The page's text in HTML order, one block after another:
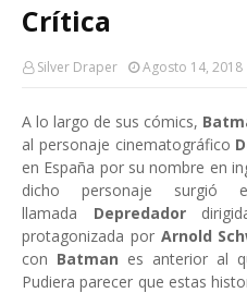
Crítica
Silver Draper Agosto 14, 2018
A lo largo de sus cómics,
al personaje cinematográfico
en España por su nombre en
dicho personaje
llamada Depredador
protagonizada por Arnold
con Batman es anterior al
Pudiera parecer que estas